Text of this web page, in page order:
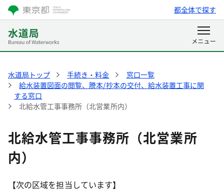
都全体で探す
水道局トップ 手続き・料金
窓口一覧
給水装置図面の閲覧、謄本/抄本の交付、給水装置工事に関
する窓口
北給水管工事事務所（北営業所内）
北給水管工事事務所（北営業所
内）
【次の区域を担当しています】